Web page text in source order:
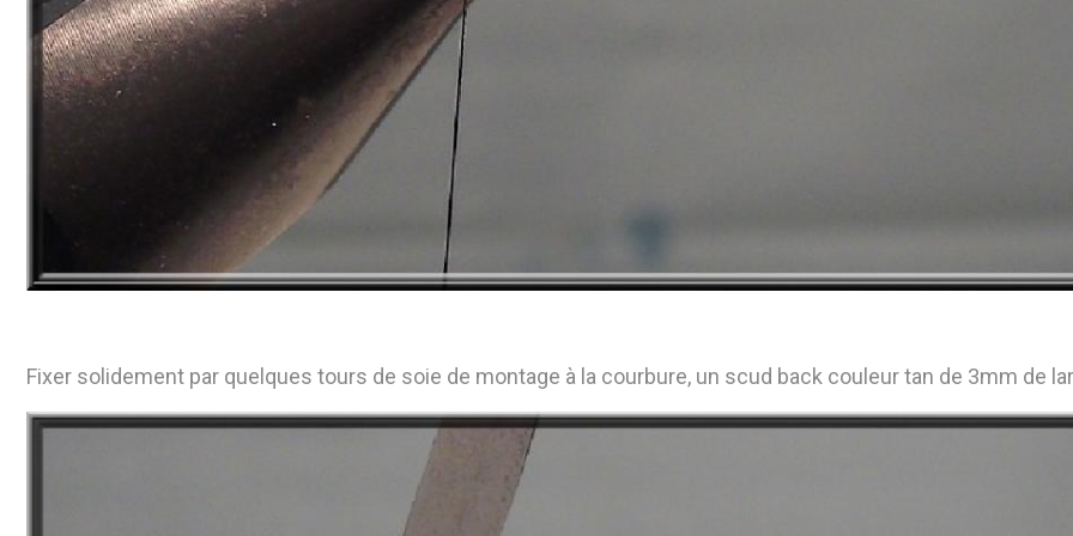
Fixer solidement par quelques tours de soie de montage à la courbure, un scud back couleur tan de 3mm de